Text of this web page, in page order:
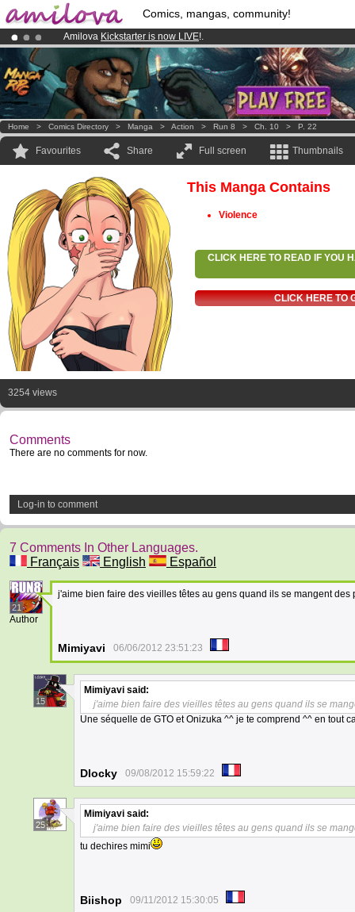
Comics, mangas, community!
Amilova Kickstarter is now LIVE!.
Already 134393membersand 1208comics & mangas!.
Premium membership from3.95 euros per month !Get membership
Home > Comics Directory > Manga > Action > Run 8 > Ch. 10 > P. 22
Favourites Share Full screen Thumbnails
This Manga Contains
Violence
CLICK HERE TO READ IF YOU
CLICK HERE TO
3254 views
Comments
There are no comments for now.
Log-in to comment
7 Comments In Other Languages.
Français
English Español
21
Author
j'aime bien faire des vieilles têtes au gens quand ils se mangent
Mimiyavi 06/06/2012 23:51:23
15
Mimiyavi said:
j'aime bien faire des vieilles têtes au gens quand ils se
Une séquelle de GTO et Onizuka ^^ je te comprend ^^ en tout
Dlocky 09/08/2012 15:59:22
25
Mimiyavi said:
j'aime bien faire des vieilles têtes au gens quand ils se
tu dechires mimi
Biishop 09/11/2012 15:30:05